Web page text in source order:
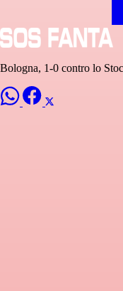
Bologna, 1-0 contro lo